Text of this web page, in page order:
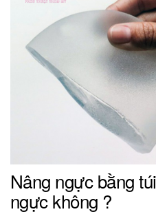
Nâng ngực bằng
ngực không ?